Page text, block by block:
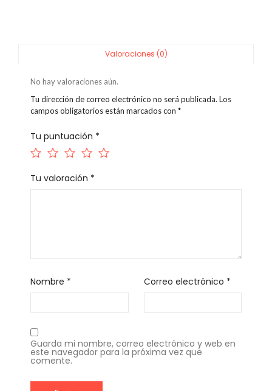
Valoraciones (0)
No hay valoraciones aún.
Tu dirección de correo electrónico no será publicada. Los
campos obligatorios están marcados con *
Tu puntuación *
Tu valoración *
Nombre * Correo electrónico *
Guarda mi nombre, correo electrónico y web en
este navegador para la próxima vez que
comente.